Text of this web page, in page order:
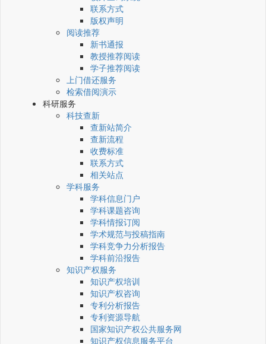
联系方式
版权声明
阅读推荐
新书通报
教授推荐阅读
学子推荐阅读
上门借还服务
检索借阅演示
科研服务
科技查新
查新站简介
查新流程
收费标准
联系方式
相关站点
学科服务
学科信息门户
学科课题咨询
学科情报订阅
学术规范与投稿指南
学科竞争力分析报告
学科前沿报告
知识产权服务
知识产权培训
知识产权咨询
专利分析报告
专利资源导航
国家知识产权公共服务网
知识产权信息服务平台